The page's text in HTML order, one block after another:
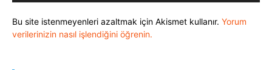
Bu site istenmeyenleri azaltmak için Akismet kullanır. Yorum
verilerinizin nasıl işlendiğini öğrenin.